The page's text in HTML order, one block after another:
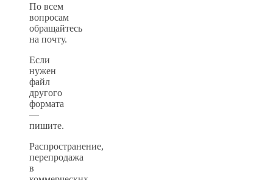
По всем
вопросам
обращайтесь
на почту.
Если
нужен
файл
другого
формата
—
пишите.
Распространение,
перепродажа
в